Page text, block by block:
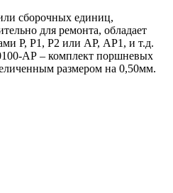
сборочных единиц,
для ремонта, обладает
Р, Р1, Р2 или АР, АР1, и т.д.
АР – комплект поршневых
размером на 0,50мм.